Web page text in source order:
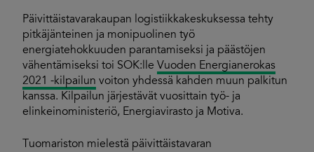
Päivittäistavarakaupan logistiikkakeskuksessa tehty
pitkäjänteinen ja monipuolinen työ
energiatehokkuuden parantamiseksi ja päästöjen
vähentämiseksi toi SOK:lle Vuoden Energianerokas
2021 -kilpailun voiton yhdessä kahden muun palkitun
kanssa. Kilpailun järjestävät vuosittain työ- ja
elinkeinoministeriö, Energiavirasto ja Motiva.
Tuomariston mielestä päivittäistavaran